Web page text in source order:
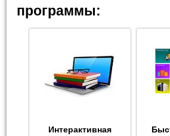
программы:
Интерактивная